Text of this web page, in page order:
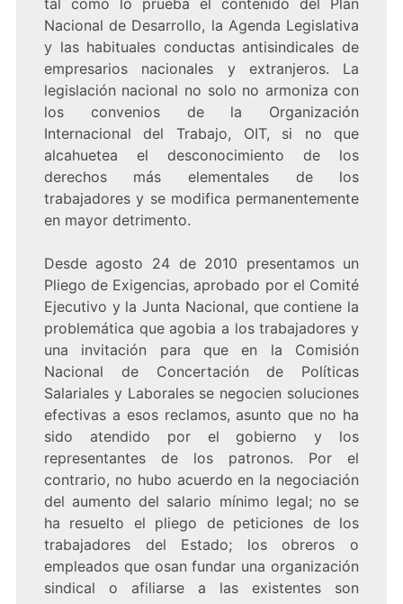
tal como lo prueba el contenido del Plan
Nacional de Desarrollo, la Agenda Legislativa
y las habituales conductas antisindicales de
empresarios nacionales y extranjeros. La
legislación nacional no solo no armoniza con
los convenios de la Organización
Internacional del Trabajo, OIT, si no que
alcahuetea el desconocimiento de los
derechos más elementales de los
trabajadores y se modifica permanentemente
en mayor detrimento.
Desde agosto 24 de 2010 presentamos un
Pliego de Exigencias, aprobado por el Comité
Ejecutivo y la Junta Nacional, que contiene la
problemática que agobia a los trabajadores y
una invitación para que en la Comisión
Nacional de Concertación de Políticas
Salariales y Laborales se negocien soluciones
efectivas a esos reclamos, asunto que no ha
sido atendido por el gobierno y los
representantes de los patronos. Por el
contrario, no hubo acuerdo en la negociación
del aumento del salario mínimo legal; no se
ha resuelto el pliego de peticiones de los
trabajadores del Estado; los obreros o
empleados que osan fundar una organización
sindical o afiliarse a las existentes son